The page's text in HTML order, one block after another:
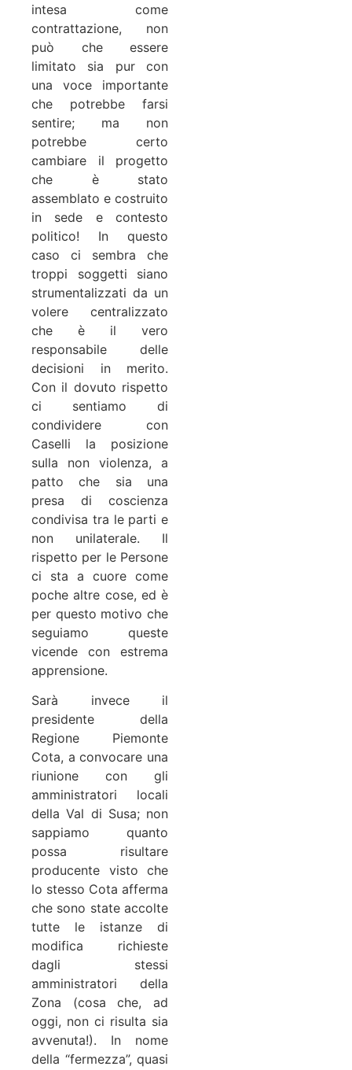
intesa come
contrattazione, non
può che essere
limitato sia pur con
una voce importante
che potrebbe farsi
sentire; ma non
potrebbe certo
cambiare il progetto
che è stato
assemblato e costruito
in sede e contesto
politico! In questo
caso ci sembra che
troppi soggetti siano
strumentalizzati da un
volere centralizzato
che è il vero
responsabile delle
decisioni in merito.
Con il dovuto rispetto
ci sentiamo di
condividere con
Caselli la posizione
sulla non violenza, a
patto che sia una
presa di coscienza
condivisa tra le parti e
non unilaterale. Il
rispetto per le Persone
ci sta a cuore come
poche altre cose, ed è
per questo motivo che
seguiamo queste
vicende con estrema
apprensione.
Sarà invece il
presidente della
Regione Piemonte
Cota, a convocare una
riunione con gli
amministratori locali
della Val di Susa; non
sappiamo quanto
possa risultare
producente visto che
lo stesso Cota afferma
che sono state accolte
tutte le istanze di
modifica richieste
dagli stessi
amministratori della
Zona (cosa che, ad
oggi, non ci risulta sia
avvenuta!). In nome
della “fermezza”, quasi